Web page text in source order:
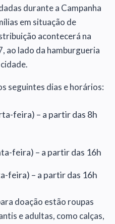
durante a Campanha
em situação de
acontecerá na
ao lado da hamburgueria
seguintes dias e horários:
feira) – a partir das 8h
feira) – a partir das 16h
feira) – a partir das 16h
doação estão roupas
e adultas, como calças,